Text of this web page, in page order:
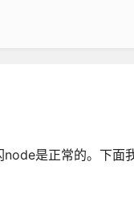
是正常的。下面